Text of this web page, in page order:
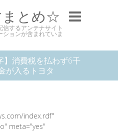
とめ☆
するアンテナサイト
ョンが含まれていま
】消費税を払わず6千
が入るトヨタ
index.rdf"
meta="yes"